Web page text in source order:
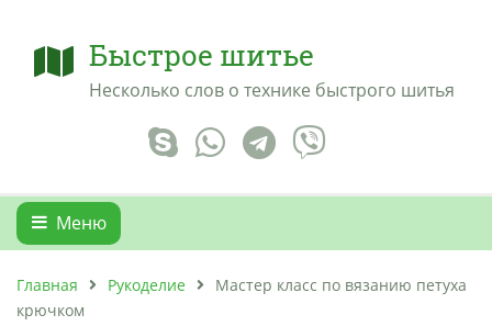
Быстрое шитье
Несколько слов о технике быстрого шитья
Меню
Главная Рукоделие
Мастер класс по вязанию петуха
крючком